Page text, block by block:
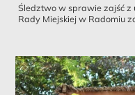
Śledztwo w sprawie zajść z
Rady Miejskiej w Radomiu